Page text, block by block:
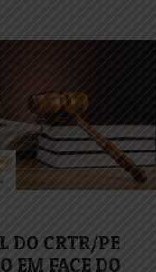
DO CRTR/PE
EM FACE DO